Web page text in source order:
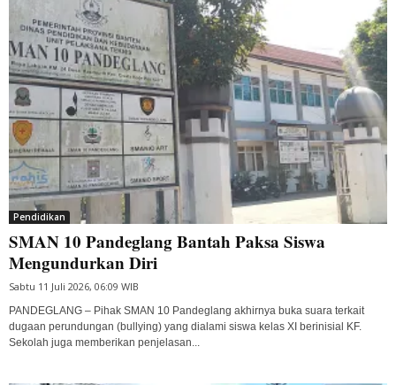
Pendidikan
SMAN 10 Pandeglang Bantah Paksa Siswa
Mengundurkan Diri
Sabtu 11 Juli 2026, 06:09 WIB
PANDEGLANG – Pihak SMAN 10 Pandeglang akhirnya buka suara terkait
dugaan perundungan (bullying) yang dialami siswa kelas XI berinisial KF.
Sekolah juga memberikan penjelasan...